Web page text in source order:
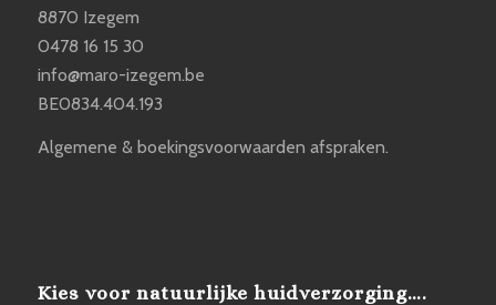
8870 Izegem
0478 16 15 30
info@maro-izegem.be
BE0834.404.193
Algemene & boekingsvoorwaarden afspraken.
Kies voor natuurlijke huidverzorging….